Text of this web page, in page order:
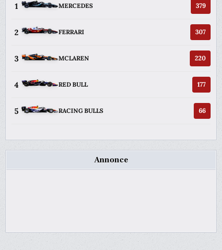
1 MERCEDES 379
2 FERRARI 307
3 MCLAREN 220
4 RED BULL 177
5 RACING BULLS 66
Annonce